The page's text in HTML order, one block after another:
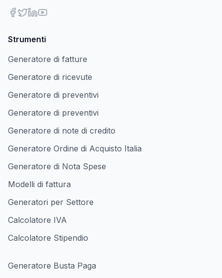
Strumenti
Generatore di fatture
Generatore di ricevute
Generatore di preventivi
Generatore di preventivi
Generatore di note di credito
Generatore Ordine di Acquisto Italia
Generatore di Nota Spese
Modelli di fattura
Generatori per Settore
Calcolatore IVA
Calcolatore Stipendio
Generatore Busta Paga